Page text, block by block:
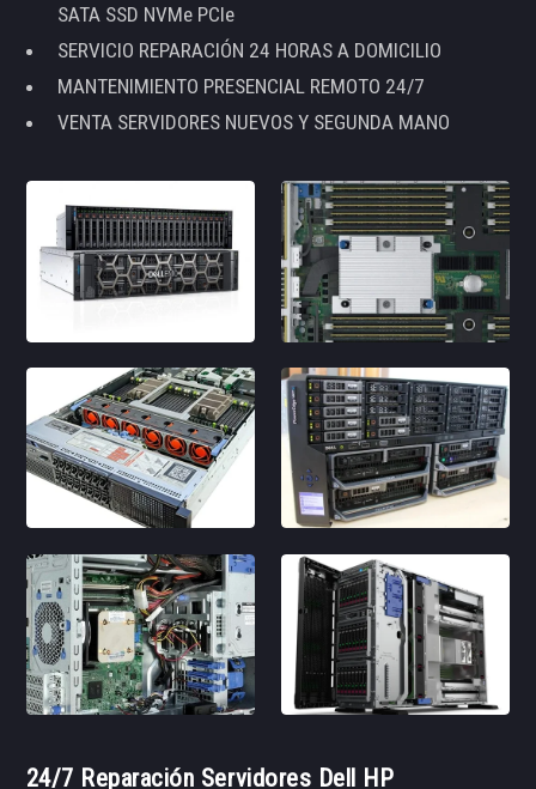
SATA SSD NVMe PCIe
SERVICIO REPARACIÓN 24 HORAS A DOMICILIO
MANTENIMIENTO PRESENCIAL REMOTO 24/7
VENTA SERVIDORES NUEVOS Y SEGUNDA MANO
24/7 Reparación Servidores Dell HP